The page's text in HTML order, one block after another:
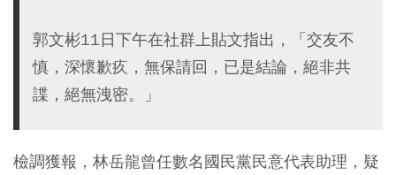
郭文彬11日下午在社群上貼文指出，「交友不
慎，深懷歉疚，無保請回，已是結論，絕非共
諜，絕無洩密。」
檢調獲報，林岳龍曾任數名國民黨民意代表助理，疑